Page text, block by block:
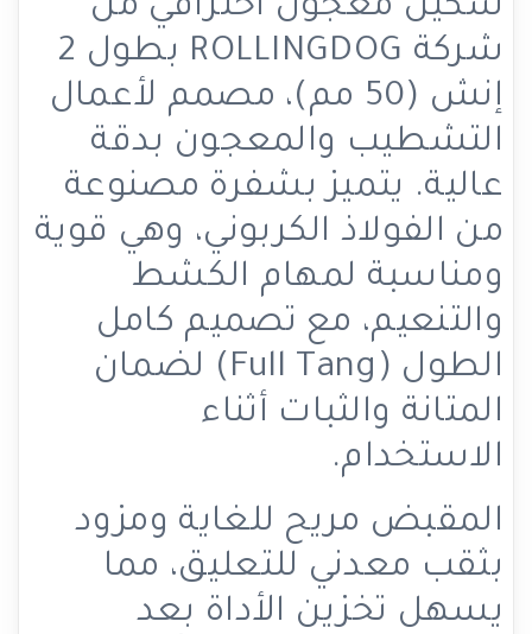
سكين معجون احترافي من
شركة ROLLINGDOG بطول 2
إنش (50 مم)، مصمم لأعمال
التشطيب والمعجون بدقة
عالية. يتميز بشفرة مصنوعة
من الفولاذ الكربوني، وهي قوية
ومناسبة لمهام الكشط
والتنعيم، مع تصميم كامل
الطول (Full Tang) لضمان
المتانة والثبات أثناء
الاستخدام.
المقبض مريح للغاية ومزود
بثقب معدني للتعليق، مما
يسهل تخزين الأداة بعد